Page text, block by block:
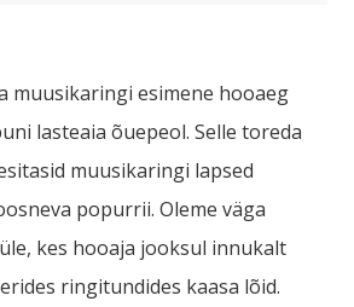
muusikaringi esimene hooaeg
lasteaia õuepeol. Selle toreda
muusikaringi lapsed
popurrii. Oleme väga
kes hooaja jooksul innukalt
ringitundides kaasa lõid.